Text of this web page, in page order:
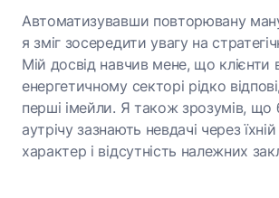
Автоматизувавши повторювану
я зміг зосередити увагу на
Мій досвід навчив мене, що клієнти
енергетичному секторі рідко
перші імейли. Я також зрозумів, що
аутрічу зазнають невдачі через
характер і відсутність належних